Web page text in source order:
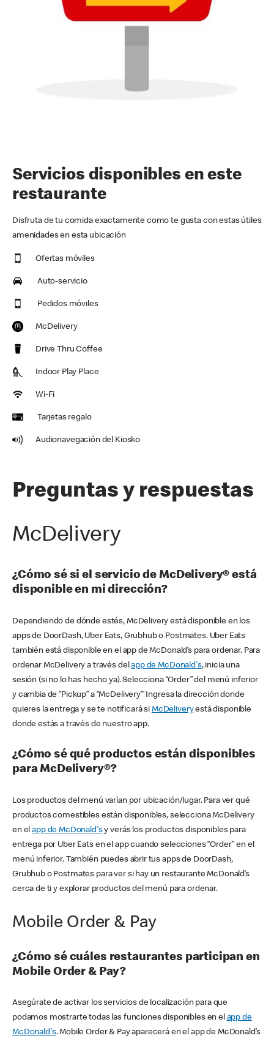
Servicios disponibles en este
restaurante
Disfruta de tu comida exactamente como te gusta con estas útiles
amenidades en esta ubicación
Ofertas móviles
Auto-servicio
Pedidos móviles
McDelivery
Drive Thru Coffee
Indoor Play Place
Wi-Fi
Tarjetas regalo
Audionavegación del Kiosko
Preguntas y respuestas
McDelivery
¿Cómo sé si el servicio de McDelivery® está
disponible en mi dirección?
Dependiendo de dónde estés, McDelivery está disponible en los
apps de DoorDash, Uber Eats, Grubhub o Postmates. Uber Eats
también está disponible en el app de McDonald’s para ordenar. Para
ordenar McDelivery a través delapp de McDonald's, inicia una
sesión (si no lo has hecho ya). Selecciona “Order” del menú inferior
y cambia de “Pickup” a “McDelivery’” Ingresa la dirección donde
quieres la entrega y se te notificará si McDeliveryestá disponible
donde estás a través de nuestro app.
¿Cómo sé qué productos están disponibles
para McDelivery®?
Los productos del menú varían por ubicación/lugar. Para ver qué
productos comestibles están disponibles, selecciona McDelivery
en elapp de McDonald'sy verás los productos disponibles para
entrega por Uber Eats en el app cuando selecciones “Order” en el
menú inferior. También puedes abrir tus apps de DoorDash,
Grubhub o Postmates para ver si hay un restaurante McDonald’s
cerca de ti y explorar productos del menú para ordenar.
Mobile Order & Pay
¿Cómo sé cuáles restaurantes participan en
Mobile Order & Pay?
Asegúrate de activar los servicios de localización para que
podamos mostrarte todas las funciones disponibles en el app de
McDonald's. Mobile Order & Pay aparecerá en el app de McDonald’s